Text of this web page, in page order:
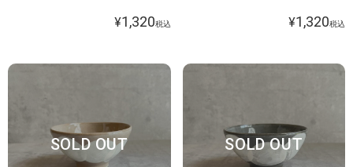
¥1,320税込 ¥1,320税込
SOLD OUT SOLD OUT